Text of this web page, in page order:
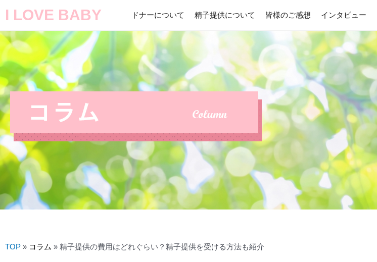
I LOVE BABY ドナーについて 精子提供について 皆様のご感想 インタビュー
TOP » コラム » 精子提供の費用はどれぐらい？精子提供を受ける方法も紹介